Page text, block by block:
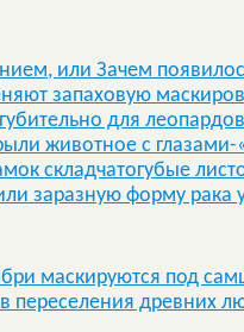
или Зачем
запаховую
для леопардов
животное с глазами-
складчатогубые
заразную форму рака
маскируются под
переселения древних